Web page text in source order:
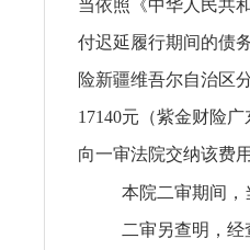
当依照《中华人民共
付迟延履行期间的债
险新疆维吾尔自治区
17140元（紫金财险
向一审法院交纳该费用
本院二审期间，
二审另查明，